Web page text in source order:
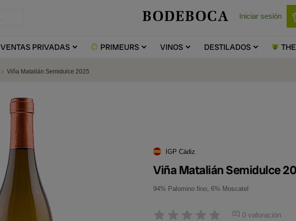
Iniciar sesión
VENTASPRIVADAS PRIMEURS VINOS DESTILADOS THE
Viña Matalián Semidulce 2025
IGP Cádiz
Viña Matalián Semidulce
94% Palomino fino, 6% Moscatel
0 valoración